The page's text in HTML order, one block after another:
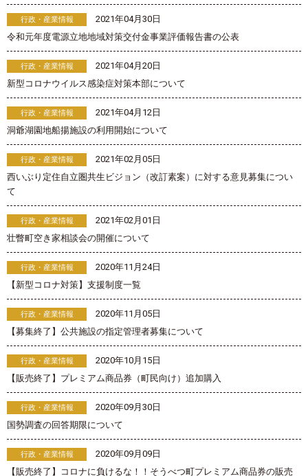
行政・産業情報
2021年04月30日
令和元年度電源立地地域対策交付金事業評価報告書の公表
行政・産業情報
2021年04月20日
新型コロナウイルス感染症対策本部について
行政・産業情報
2021年04月12日
洞爺湖園地船揚施設の利用開始について
行政・産業情報
2021年02月05日
西いぶり定住自立圏共生ビジョン（改訂素案）に対する意見募集につい
て
行政・産業情報
2021年02月01日
壮瞥町空き家相談会の開催について
行政・産業情報
2020年11月24日
【新型コロナ対策】支援制度一覧
行政・産業情報
2020年11月05日
【募集終了】公共施設の指定管理者募集について
行政・産業情報
2020年10月15日
【販売終了】プレミアム商品券（町民向け）追加購入
行政・産業情報
2020年09月30日
国勢調査の回答期限について
行政・産業情報
2020年09月09日
【販売終了】コロナに負けるな！！そうべつ町プレミアム商品券の販売